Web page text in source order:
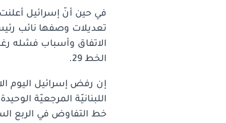
في حين أنّ إسرائيل أعلنت
تعديلات وصفها نائب
الخط 29.
إن رفض إسرائيل اليوم
اللبنانيّة المرجعيّة
خط التفاوض في الربع